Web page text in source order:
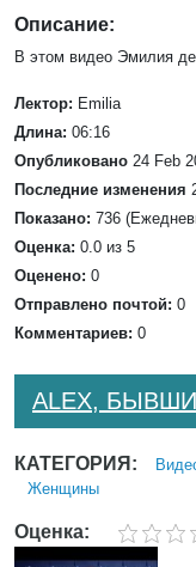
Описание:
В этом видео Эмилия
Лектор: Emilia
Длина: 06:16
Опубликовано 24 Feb
Последние изменения
Показано: 736
Оценка: 0.0 из 5
Оценено: 0
Отправлено почтой: 0
Комментариев: 0
ALEX,
КАТЕГОРИЯ:
Женщины
Оценка: